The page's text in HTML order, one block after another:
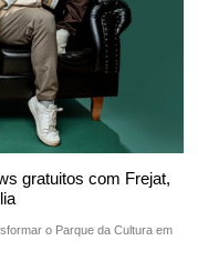
gratuitos com Frejat,
o Parque da Cultura em